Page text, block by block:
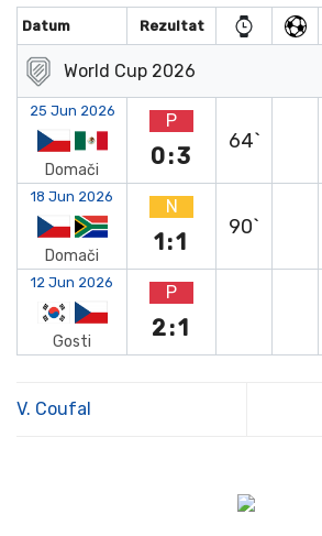
Datum Rezultat
World Cup 2026
25 Jun 2026
Domači
P
0:3
64`
18 Jun 2026
Domači
N
1:1
90`
12 Jun 2026
Gosti
P
2:1
V. Coufal